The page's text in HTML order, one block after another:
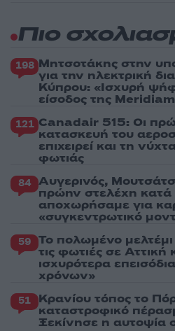
Πιο
198 Μητσοτάκης στην
για την ηλεκτρική
Κύπρου: «Ισχυρή
είσοδος της
121 Canadair 515: Οι
κατασκευή του
επιχειρεί και τη
φωτιάς
84 Αυγερινός,
πρώην στελέχη
αποχωρήσαμε για
«συγκεντρωτικό
59 Το πολωμένο
τις φωτιές σε
ισχυρότερα
χρόνων»
51 Κρανίου τόπος το
καταστροφικό
Ξεκίνησε η αυτοψία